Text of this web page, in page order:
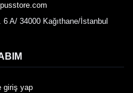
A/ 34000 Kağıthane/İstanbul
giriş yap